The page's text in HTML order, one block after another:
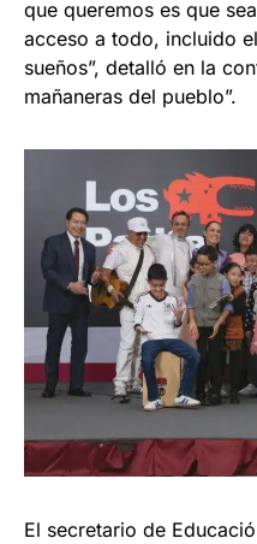
que queremos es que
acceso a todo, incluido
sueños”, detalló en la
mañaneras del pueblo”.
El secretario de